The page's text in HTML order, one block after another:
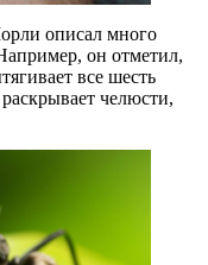
описал много
он отметил,
все шесть
челюсти,